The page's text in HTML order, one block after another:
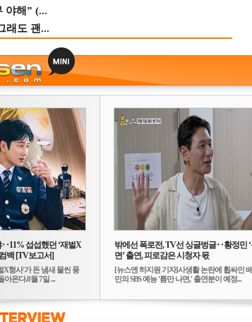
야해” (...
래도 괜...
‥11% 섭섭했던 ‘재벌X
백 [TV보고서]
X형사'가 돈 냄새 물씬 풍
아온다.8월 7일 ...
밖에선 폭로전, TV선 싱글벙글‥황정민 ‘
면’ 출연, 피로감은 시청자 몫
[뉴스엔 하지원 기자]사생활 논란에 휩싸인
민의 SBS 예능 '틈만 나면,' 출연분이 예정...